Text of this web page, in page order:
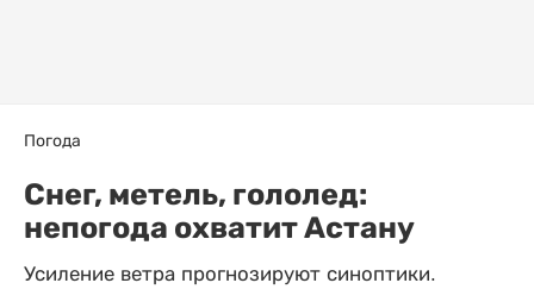
Погода
Снег, метель, гололед:
непогода охватит Астану
Усиление ветра прогнозируют синоптики.